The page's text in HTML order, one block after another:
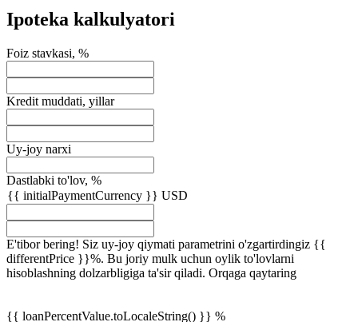
Ipoteka kalkulyatori
Foiz stavkasi, %
Kredit muddati, yillar
Uy-joy narxi
Dastlabki to'lov, %
{{ initialPaymentCurrency }} USD
E'tibor bering! Siz uy-joy qiymati parametrini o'zgartirdingiz {{
differentPrice }}%. Bu joriy mulk uchun oylik to'lovlarni
hisoblashning dolzarbligiga ta'sir qiladi. Orqaga qaytaring
{{ loanPercentValue.toLocaleString() }} %